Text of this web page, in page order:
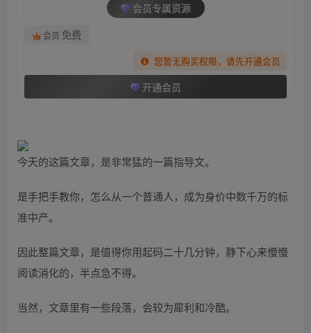
会员专属资源
会员 免费
您暂无购买权限，请先开通会员
开通会员
今天的这篇文章，是非常猛的一篇指导文。
是手把手教你，怎么从一个普通人，成为身价中数千万的标
准中产。
因此整篇文章，是值得你用起码二十几分钟，静下心来慢慢
阅读消化的，半点急不得。
当然，文章里有一些段落，会较为犀利和冷酷。